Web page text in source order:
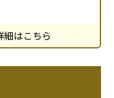
した営業手法が注
EX」は、Webサ
動で営業メッセー
の
はこちら